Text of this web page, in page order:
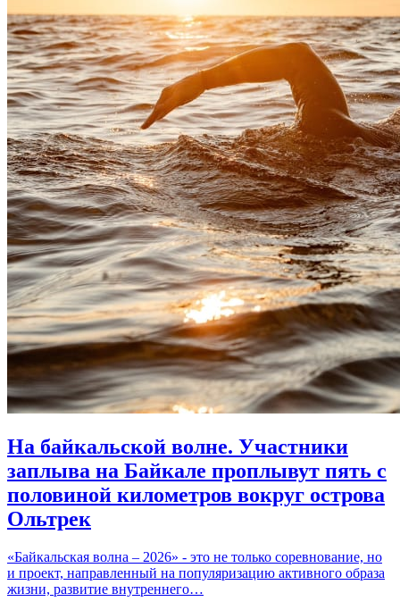
На байкальской волне. Участники
заплыва на Байкале проплывут пять с
половиной километров вокруг острова
Ольтрек
«Байкальская волна – 2026» - это не только соревнование, но
и проект, направленный на популяризацию активного образа
жизни, развитие внутреннего…